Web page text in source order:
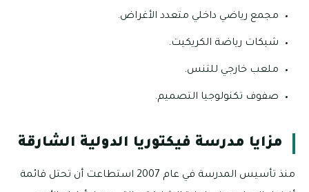
مجمع رياضي داخلي متعدد الأغراض.
شبكات رياضة الكريكيت.
ملعب خارجي للتنس.
صفوف تكنولوجيا التصميم.
مزايا مدرسة فيكتوريا الدولية الشارقة
منذ تأسيس المدرسة في عام 2007 استطاعت أن تحتل قائمة